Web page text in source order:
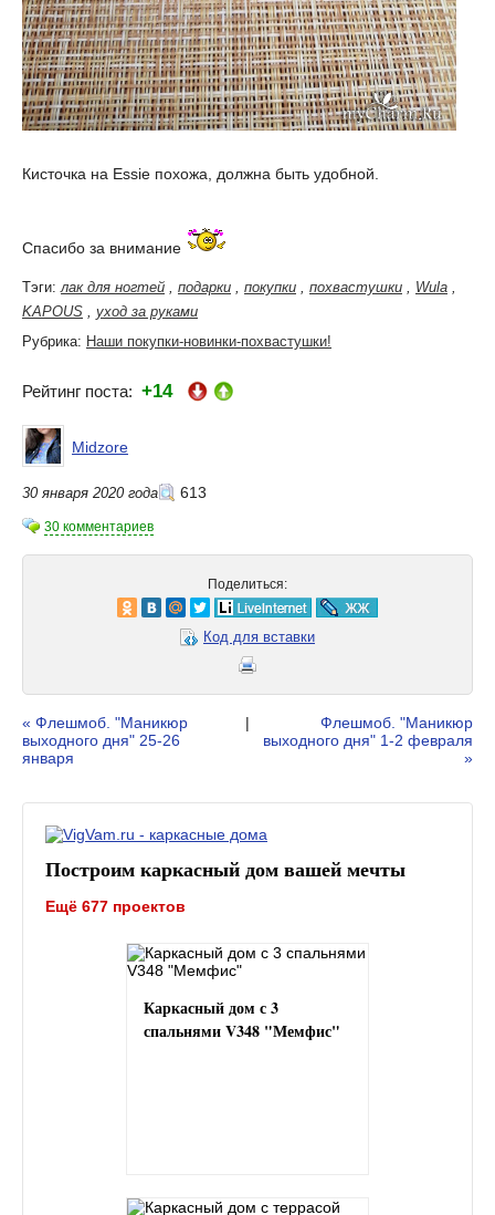
Кисточка на Essie похожа, должна быть удобной.
Спасибо за внимание
Тэги: лак для ногтей подарки покупки похвастушки Wula
KAPOUS
уход за руками
Рубрика: Наши покупки-новинки-похвастушки!
Рейтинг поста: +14
Midzore
30 января 2020 года 613
30 комментариев
Поделиться:
Код для вставки
« Флешмоб. "Маникюр
выходного дня" 25-26
января
|
Флешмоб. "Маникюр
выходного дня" 1-2 февраля
»
Построим каркасный дом вашей мечты
Ещё 677 проектов
Каркасный дом с 3
спальнями V348 "Мемфис"